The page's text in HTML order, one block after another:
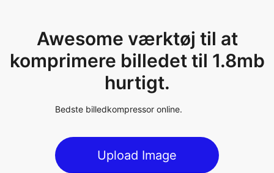
hurtigt.
Bedste billedkompressor online.
Upload Image